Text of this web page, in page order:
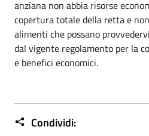
anziana non abbia risorse
copertura totale della retta e
alimenti che possano
dal vigente regolamento per la
e benefici economici.
Condividi: